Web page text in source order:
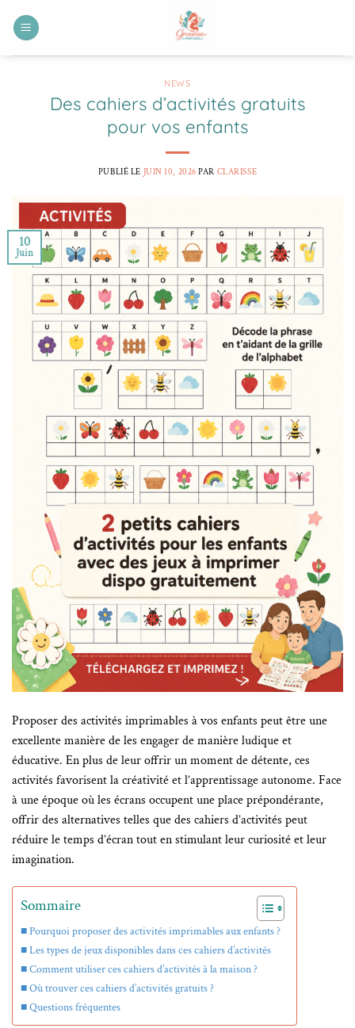
NEWS
Des cahiers d’activités gratuits
pour vos enfants
PUBLIÉ LE JUIN 10, 2026 PAR CLARISSE
10
Juin
Proposer des activités imprimables à vos enfants peut être une
excellente manière de les engager de manière ludique et
éducative. En plus de leur offrir un moment de détente, ces
activités favorisent la créativité et l’apprentissage autonome. Face
à une époque où les écrans occupent une place prépondérante,
offrir des alternatives telles que des cahiers d’activités peut
réduire le temps d’écran tout en stimulant leur curiosité et leur
imagination.
Sommaire
Pourquoi proposer des activités imprimables aux enfants ?
Les types de jeux disponibles dans ces cahiers d’activités
Comment utiliser ces cahiers d’activités à la maison ?
Où trouver ces cahiers d’activités gratuits ?
Questions fréquentes